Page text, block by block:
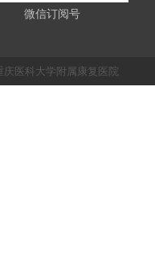
微信订阅号
庆医科大学附属康复医院